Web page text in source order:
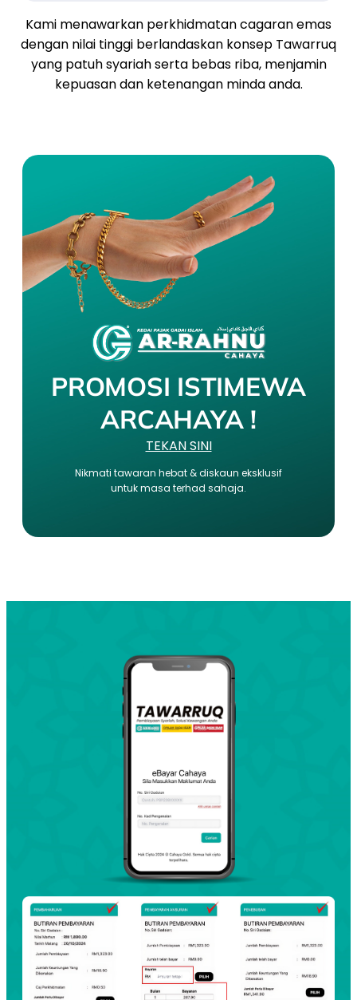
Kami menawarkan perkhidmatan cagaran emas
dengan nilai tinggi berlandaskan konsep Tawarruq
yang patuh syariah serta bebas riba, menjamin
kepuasan dan ketenangan minda anda.
PROMOSI ISTIMEWA
ARCAHAYA !
TEKAN SINI
Nikmati tawaran hebat & diskaun eksklusif
untuk masa terhad sahaja.